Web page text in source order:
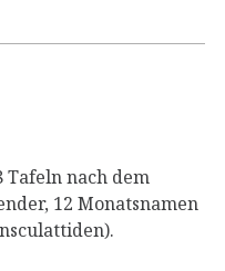
Tafeln nach dem
12 Monatsnamen